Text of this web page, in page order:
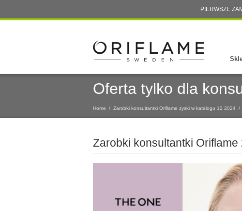
PIERWSZE
Oferta tylko dla
Home / Zarobki konsultantki Oriflame zyski w katalogu 12 2024 /
Zarobki konsultantki